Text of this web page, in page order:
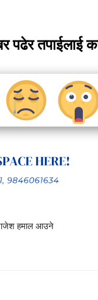
पढेर तपाईलाई
राजेश हमाल आउने